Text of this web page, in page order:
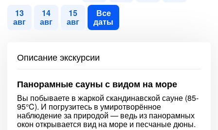
13
авг
14
авг
15
авг
Все
даты
Описание экскурсии
Панорамные сауны с видом на море
Вы побываете в жаркой скандинавской сауне (85-
95°C). И погрузитесь в умиротворённое
наблюдение за природой — ведь из панорамных
окон открывается вид на море и песчаные дюны.